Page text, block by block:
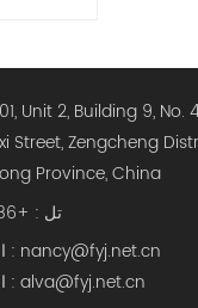
Street, Zengcheng
Province, China
تل : +86 13418177085
البريد الإلكتروني : nancy@fyj.net.cn
البريد الإلكتروني : alva@fyj.net.cn